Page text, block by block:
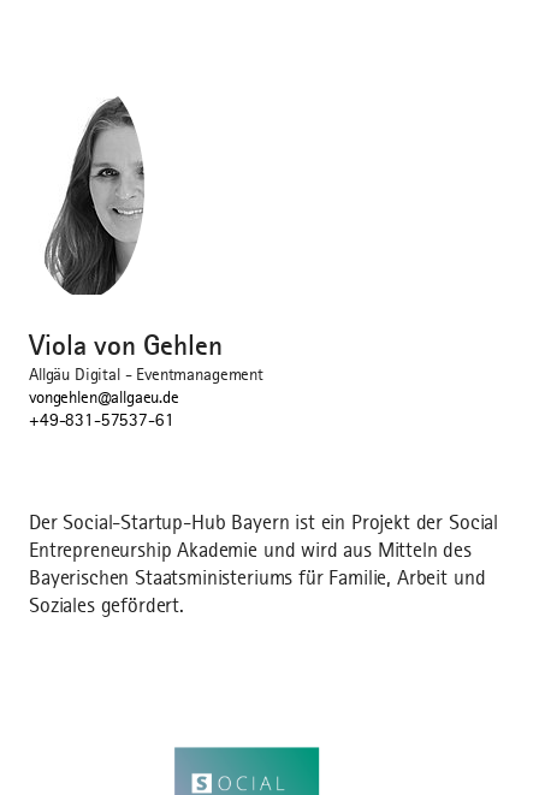
Viola von Gehlen
Allgäu Digital - Eventmanagement
vongehlen@allgaeu.de
+49-831-57537-61
Der Social-Startup-Hub Bayern ist ein Projekt der Social
Entrepreneurship Akademie und wird aus Mitteln des
Bayerischen Staatsministeriums für Familie, Arbeit und
Soziales gefördert.